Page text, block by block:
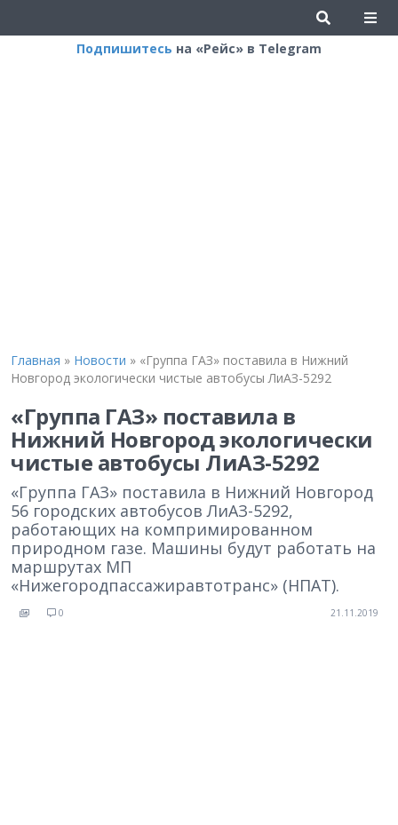
Подпишитесь на «Рейс» в Telegram
Главная » Новости » «Группа ГАЗ» поставила в Нижний
Новгород экологически чистые автобусы ЛиАЗ-5292
«Группа ГАЗ» поставила в
Нижний Новгород экологически
чистые автобусы ЛиАЗ-5292
«Группа ГАЗ» поставила в Нижний Новгород
56 городских автобусов ЛиАЗ-5292,
работающих на компримированном
природном газе. Машины будут работать на
маршрутах МП
«Нижегородпассажиравтотранс» (НПАТ).
0 21.11.2019